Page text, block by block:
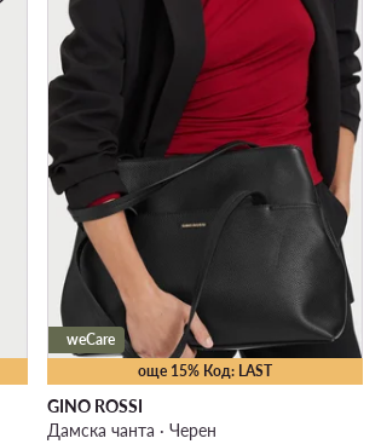
още 15% Код: LAST
weCare
GINO ROSSI
Дамска чанта · Черен